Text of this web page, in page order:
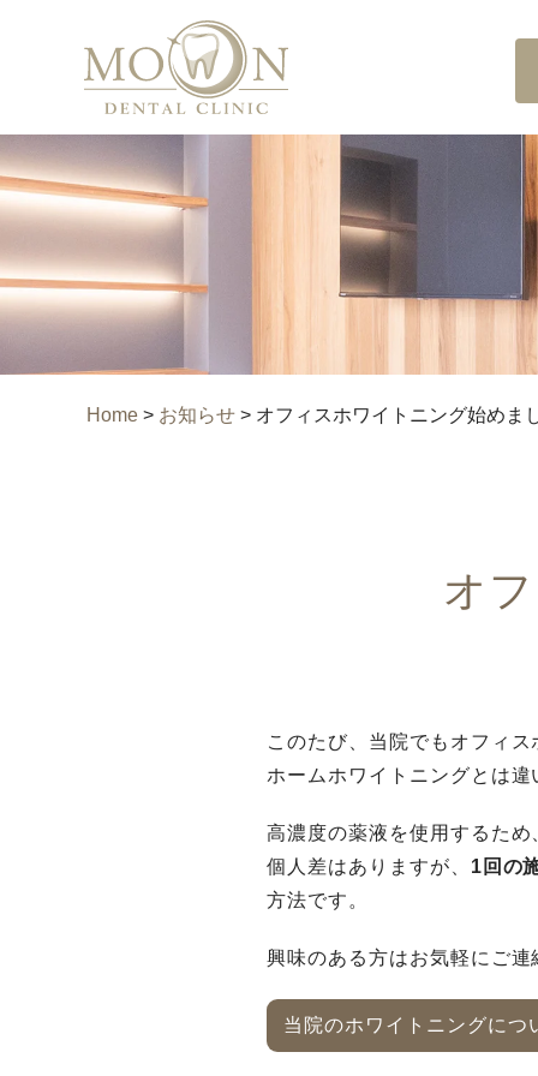
Home > お知らせ > オフィスホワイトニング始めま
オ
このたび、当院でもオフィ
ホームホワイトニングとは
高濃度の薬液を使用するた
個人差はありますが、 1回の
方法です。
興味のある方はお気軽にご連
当院のホワイトニングにつ